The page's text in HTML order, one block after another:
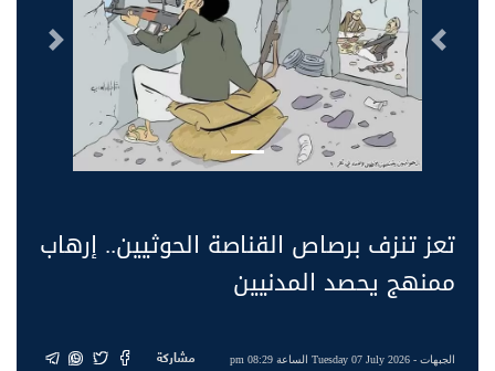
السابق التالى
تعز تنزف برصاص القناصة الحوثيين.. إرهاب
ممنهج يحصد المدنيين
الجبهات- Tuesday 07 July 2026 الساعة 08:29 pm مشاركة